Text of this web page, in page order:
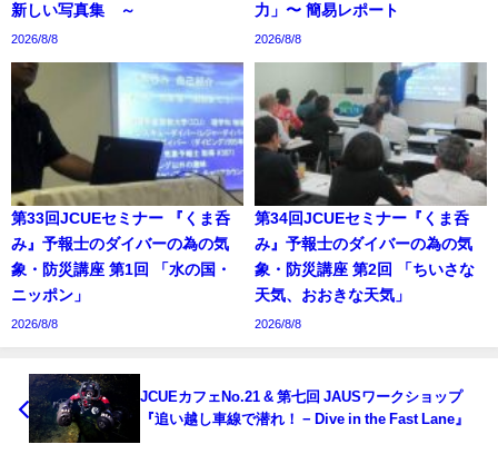
新しい写真集 ～
2026/8/8
力」〜 簡易レポート
2026/8/8
第33回JCUEセミナー 『くま呑
み』予報士のダイバーの為の気
象・防災講座 第1回 「水の国・
ニッポン」
2026/8/8
第34回JCUEセミナー『くま呑
み』予報士のダイバーの為の気
象・防災講座 第2回 「ちいさな
天気、おおきな天気」
2026/8/8
JCUEカフェNo.21 & 第七回 JAUSワークショップ
『追い越し車線で潜れ！ − Dive in the Fast Lane』